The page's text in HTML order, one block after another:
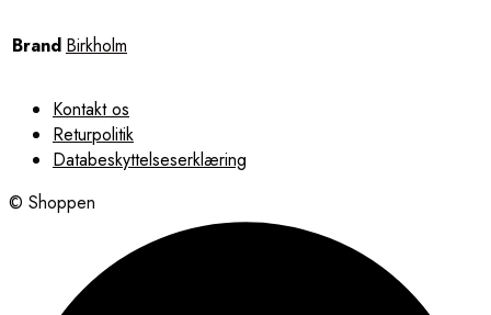
Brand Birkholm
Kontakt os
Returpolitik
Databeskyttelseserklæring
© Shoppen